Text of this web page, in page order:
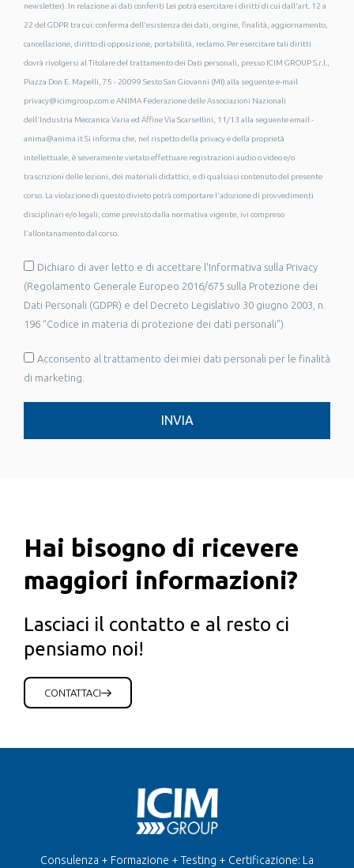
newsletter). In relazione ai dati conferiti Lei potrà esercitare i diritti di cui dall'art. 12 a
22 del GDPR tra cui: conferma dell'esistenza dei dati, origine, finalità, aggiornamento,
cancellazione, diritto di opposizione, portabilità, reclamo. Per esercitare tali diritti
dovrà rivolgersi al Titolare del trattamento dei Dati personali, presso ICIM GROUP S.r.l.,
Piazza Don E. Mapelli, 75 - 20099 Sesto San Giovanni (MI) alla seguente e-mail
privacy@icimgroup.com e ANIMA Federazione delle Associazioni Nazionali
dell'Industria Meccanica Varia ed Affine Via Scarsellini, 11/13 alla seguente email -
anima@anima.it Si informa che, nel rispetto della privacy e della proprietà
intellettuale, è severamente vietato effettuare registrazioni audio o video e/o
trascrizioni delle lezioni, dei materiali didattici, e di qualsiasi contenuto del presente
corso. La violazione di questo divieto potrà comportare l'adozione di provvedimenti
disciplinari e/o legali, come previsto dalla normativa vigente, ivi compreso
l’allontanamento dal corso.
Dichiaro di aver letto e di accettare l'Informativa sulla Privacy
(Regolamento Generale Europeo 2016/675 sulla Protezione dei
Dati Personali (GDPR) e del Decreto Legislativo 30 giugno 2003, n.
196 “Codice in materia di protezione dei dati personali”)
Acconsento al trattamento dei miei dati personali per le finalità
di marketing.
INVIA
Hai bisogno di ricevere
maggiori informazioni?
Lasciaci il contatto e al resto ci
pensiamo noi!
CONTATTACI
Consulenza + Formazione + Testing + Certificazione: La